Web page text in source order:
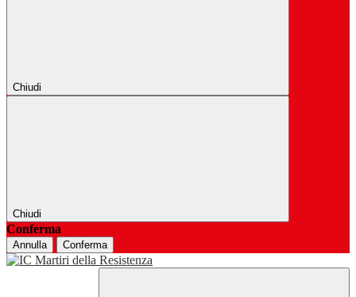
Chiudi
Chiudi
Conferma
Annulla Conferma